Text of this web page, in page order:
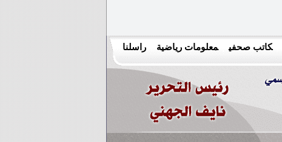
كاتب صحفي معلومات رياضية راسلنا